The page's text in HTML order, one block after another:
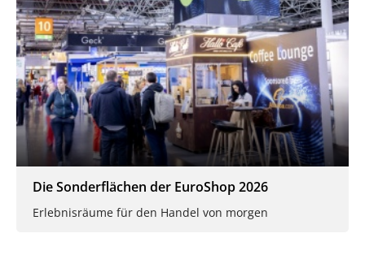
Die Sonderflächen der EuroShop 2026
Erlebnisräume für den Handel von morgen